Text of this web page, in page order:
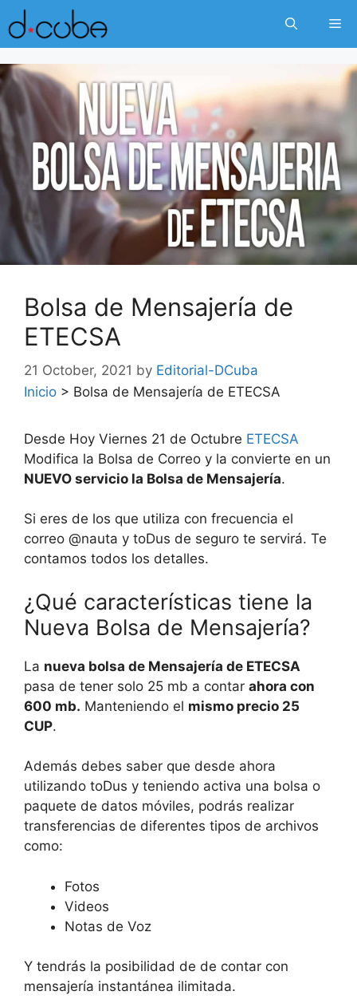
Skip
to
content
Bolsa de Mensajería de
ETECSA
21 October, 2021 by Editorial-DCuba
Inicio > Bolsa de Mensajería de ETECSA
Desde Hoy Viernes 21 de Octubre ETECSA
Modifica la Bolsa de Correo y la convierte en un
NUEVO servicio la Bolsa de Mensajería.
Si eres de los que utiliza con frecuencia el
correo @nauta y toDus de seguro te servirá. Te
contamos todos los detalles.
¿Qué características tiene la
Nueva Bolsa de Mensajería?
La nueva bolsa de Mensajería de ETECSA
pasa de tener solo 25 mb a contar ahora con
600 mb. Manteniendo el mismo precio 25
CUP.
Además debes saber que desde ahora
utilizando toDus y teniendo activa una bolsa o
paquete de datos móviles, podrás realizar
transferencias de diferentes tipos de archivos
como:
Fotos
Videos
Notas de Voz
Y tendrás la posibilidad de de contar con
mensajería instantánea ilimitada.